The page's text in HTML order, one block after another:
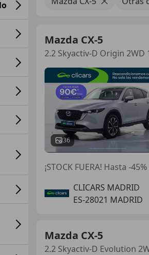
Mazda CX-5
2.2 Skyactiv-D Origin 2WD
36
¡STOCK FUERA! Hasta -
CLICARS MADRID
ES-28021 MADRID
Mazda CX-5
2.2 Skyactiv-D Evolution